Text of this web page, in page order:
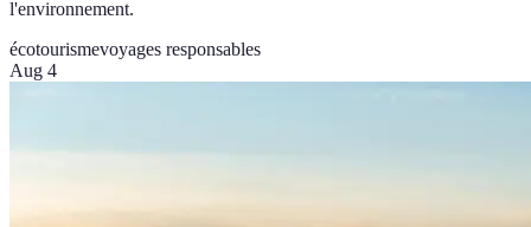
l'environnement.
écotourismevoyages responsables
Aug 4